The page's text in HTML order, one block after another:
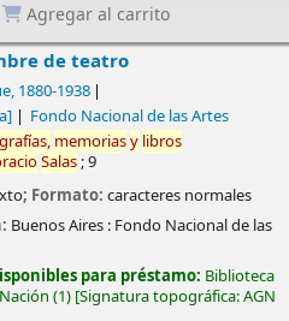
Agregar al carrito
de teatro
, 1880-1938
Fondo Nacional de las Artes
memoriasy libros
Salas; 9
; Formato: caracteres normales
Buenos Aires : Fondo Nacional de las
para préstamo: Biblioteca
(1) Signatura topográfica:AGN